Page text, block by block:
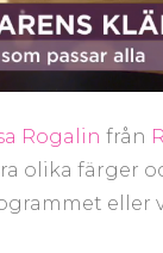
Rogalin från
olika färger
eller